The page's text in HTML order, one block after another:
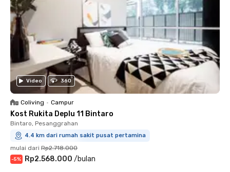
Video 360
Coliving • Campur
Kost Rukita Deplu 11 Bintaro
Bintaro, Pesanggrahan
4.4 km dari rumah sakit pusat pertamina
mulai dari Rp2.718.000
-5% Rp2.568.000 /bulan